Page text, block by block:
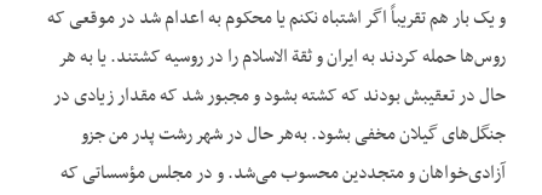
و یک بار هم تقریباً اگر اشتباه نکنم یا محکوم به اعدام شد در موقعی که
روس‌ها حمله کردند به ایران و ثقة الاسلام را در روسیه کشتند. یا به هر
حال در تعقیبش بودند که کشته بشود و مجبور شد که مقدار زیادی در
جنگل‌های گیلان مخفی بشود. به‌هر حال در شهر رشت پدر من جزو
آزادی‌خواهان و متجددین محسوب می‌شد. و در مجلس مؤسساتی که